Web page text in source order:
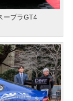
ープラGT4